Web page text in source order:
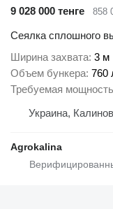
9 028 000 тенге
858
Сеялка сплошного
Ширина захвата 3 м
Объем бункера 760
Требуемая
Украина,
Agrokalina